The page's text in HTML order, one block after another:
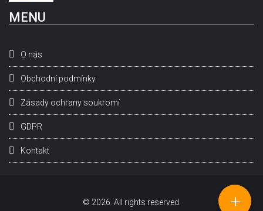
MENU
O nás
Obchodní podmínky
Zásady ochrany soukromí
GDPR
Kontakt
© 2026. All rights reserved. +